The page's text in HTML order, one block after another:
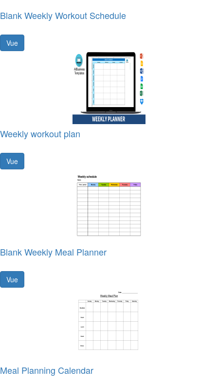
Blank Weekly Workout Schedule
Vue
Weekly workout plan
Vue
Blank Weekly Meal Planner
Vue
Meal Planning Calendar